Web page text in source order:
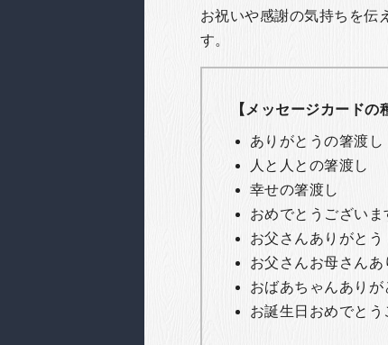
お祝いや感謝の気持ちを伝
す。
【メッセージカードの
ありがとうの箸渡し
人と人との箸渡し
幸せの箸渡し
おめでとうございま
お父さんありがとう
お父さんお母さんあ
おばあちゃんありが
お誕生日おめでとう